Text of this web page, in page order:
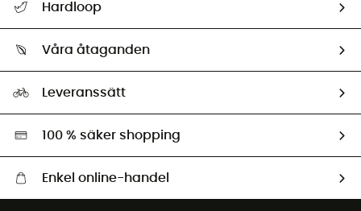
Retur & återbetalning
Hardloop
Ambassadörer
Våra åtaganden
Miljöanpassat urval
Leveranssätt
100 % säker shopping
Enkel online-handel